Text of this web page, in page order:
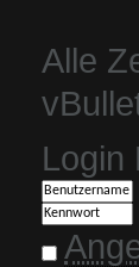
Alle
Login